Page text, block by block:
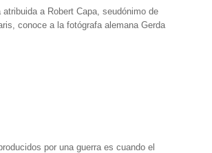
a Robert Capa, seudónimo de
conoce a la fotógrafa alemana Gerda
por una guerra es cuando el